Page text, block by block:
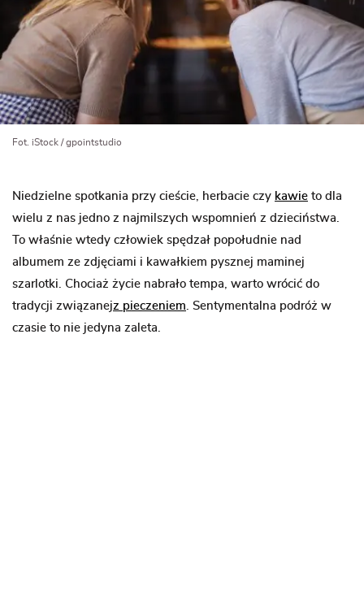
Fot. iStock / gpointstudio
Niedzielne spotkania przy cieście, herbacie czy kawie to dla
wielu z nas jedno z najmilszych wspomnień z dzieciństwa.
To właśnie wtedy człowiek spędzał popołudnie nad
albumem ze zdjęciami i kawałkiem pysznej maminej
szarlotki. Chociaż życie nabrało tempa, warto wrócić do
tradycji związanejz pieczeniem . Sentymentalna podróż w
czasie to nie jedyna zaleta.